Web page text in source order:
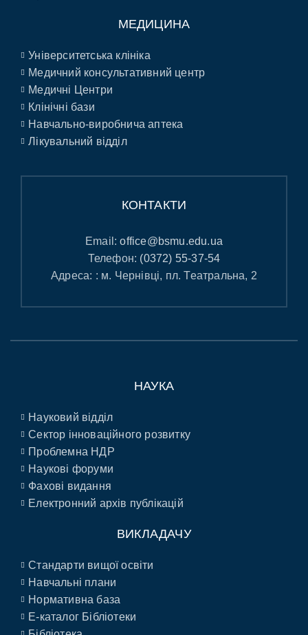
МЕДИЦИНА
Університетська клініка
Медичний консультативний центр
Медичні Центри
Клінічні бази
Навчально-виробнича аптека
Лікувальний відділ
КОНТАКТИ
Email:office@bsmu.edu.ua
Телефон: (0372) 55-37-54
Адреса: : м. Чернівці, пл. Театральна, 2
НАУКА
Науковий відділ
Сектор інноваційного розвитку
Проблемна НДР
Наукові форуми
Фахові видання
Електронний архів публікацій
ВИКЛАДАЧУ
Стандарти вищої освіти
Навчальні плани
Нормативна база
E-каталог Бібліотеки